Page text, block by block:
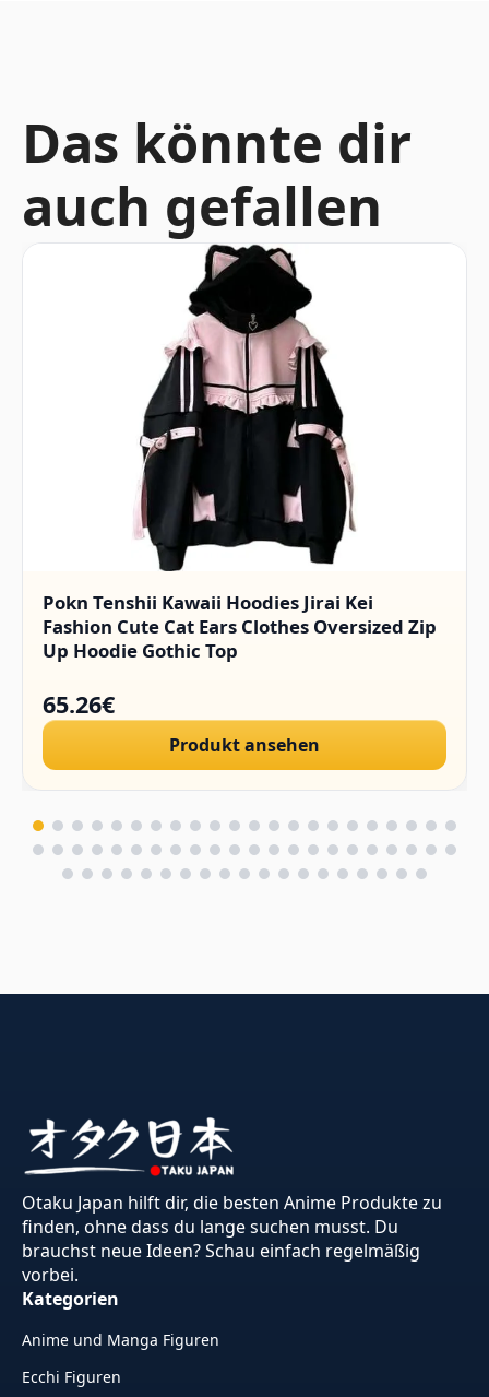
Das könnte dir
auch gefallen
Pokn Tenshii Kawaii Hoodies Jirai Kei
Fashion Cute Cat Ears Clothes Oversized Zip
Up Hoodie Gothic Top
65.26€
Produkt ansehen
Otaku Japan hilft dir, die besten Anime Produkte zu
finden, ohne dass du lange suchen musst. Du
brauchst neue Ideen? Schau einfach regelmäßig
vorbei.
Kategorien
Anime und Manga Figuren
Ecchi Figuren